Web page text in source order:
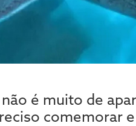
não é muito de
comemorar